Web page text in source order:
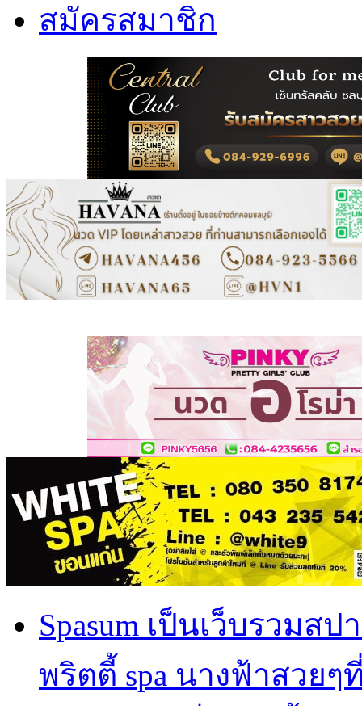
สมัครสมาชิก
Spasum เป็นเว็บรวม
พริตตี้ spa นางฟ้าสวย